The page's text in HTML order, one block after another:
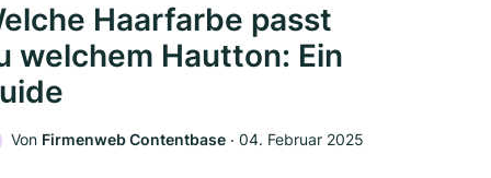
Haarfarbe passt
welchem Hautton: Ein
Von Firmenweb Contentbase ‧ 04. Februar 2025